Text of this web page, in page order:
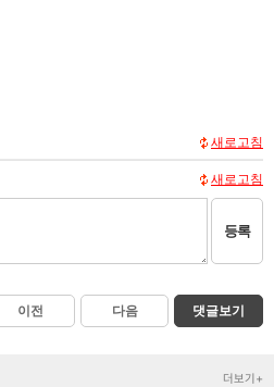
새로고침
새로고침
등록
이전 다음 댓글보기
더보기+